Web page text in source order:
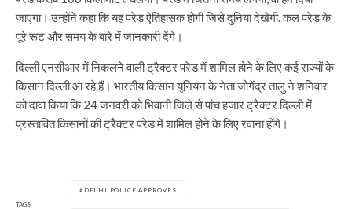
जाएगा। उन्होंने कहा कि यह परेड ऐतिहासक होगी जिसे दुनिया देखेगी. कल परेड के
पूरे रूट और समय के बारे में जानकारी देंगे।
दिल्ली एनसीआर में निकलने वाली ट्रैक्टर परेड में शामिल होने के लिए कई राज्यों के
किसान दिल्ली आ रहे हैं। भारतीय किसान यूनियन के नेता जोगेंद्र तालु ने शनिवार
को दावा किया कि 24 जनवरी को भिवानी जिले से पांच हजार ट्रैक्टर दिल्ली में
प्रस्तावित किसानों की ट्रैक्टर परेड में शामिल होने के लिए रवाना होंगे।
TAGS
DELHI POLICE APPROVES